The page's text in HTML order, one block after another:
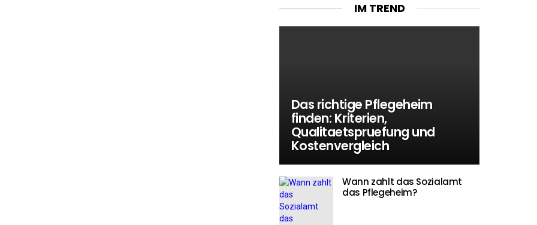
IM TREND
Das richtige Pflegeheim
finden: Kriterien,
Qualitaetspruefung und
Kostenvergleich
Wann zahlt das Sozialamt
das Pflegeheim?